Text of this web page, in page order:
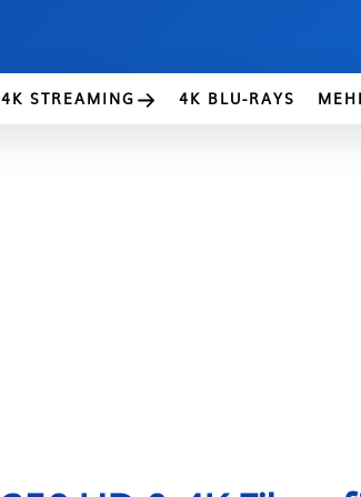
4K STREAMING 4K BLU-RAYS